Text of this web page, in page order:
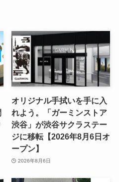
オリジナル手拭いを手に入
れよう。「ガーミンストア
渋谷」が渋谷サクラステー
ジに移転【2026年8月6日オ
ープン】
2026年8月6日